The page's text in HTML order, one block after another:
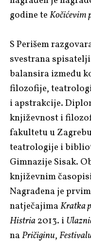
godine teKočićevim
S Perišem
svestrana
balansira između
filozofije,
i apstrakcije.
književnost i
fakultetu u
teatrologije i
Gimnazije Sisak.
književnim
Nagrađena je
natječajimaKratka
Histria2013. i
naPričiginu,